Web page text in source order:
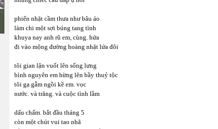
phiến nhặt cầm thưa như bâu áo
làm chi một sợi búng tang tình
khuya nay anh rũ em, cùng. hứa
đi vào mộng đường hoàng nhặt lứa đôi
tôi gian lận vuốt lên sống lưng
bình nguyên em hừng lên bầy thuỷ tộc
tôi gạ gẫm ngồi kề em. vọc
nước. và trăng. và cuộc tình lầm
dấu chấm. bắt đầu tháng 5
còn một chút vui tao nhã